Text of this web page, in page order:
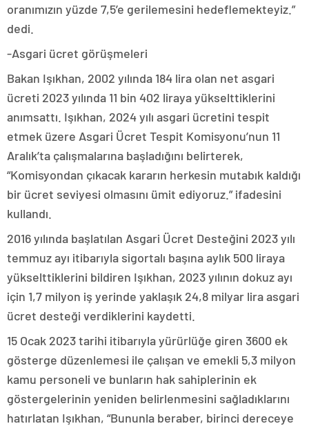
oranımızın yüzde 7,5’e gerilemesini hedeflemekteyiz.”
dedi.
-Asgari ücret görüşmeleri
Bakan Işıkhan, 2002 yılında 184 lira olan net asgari
ücreti 2023 yılında 11 bin 402 liraya yükselttiklerini
anımsattı. Işıkhan, 2024 yılı asgari ücretini tespit
etmek üzere Asgari Ücret Tespit Komisyonu’nun 11
Aralık’ta çalışmalarına başladığını belirterek,
“Komisyondan çıkacak kararın herkesin mutabık kaldığı
bir ücret seviyesi olmasını ümit ediyoruz.” ifadesini
kullandı.
2016 yılında başlatılan Asgari Ücret Desteğini 2023 yılı
temmuz ayı itibarıyla sigortalı başına aylık 500 liraya
yükselttiklerini bildiren Işıkhan, 2023 yılının dokuz ayı
için 1,7 milyon iş yerinde yaklaşık 24,8 milyar lira asgari
ücret desteği verdiklerini kaydetti.
15 Ocak 2023 tarihi itibarıyla yürürlüğe giren 3600 ek
gösterge düzenlemesi ile çalışan ve emekli 5,3 milyon
kamu personeli ve bunların hak sahiplerinin ek
göstergelerinin yeniden belirlenmesini sağladıklarını
hatırlatan Işıkhan, “Bununla beraber, birinci dereceye